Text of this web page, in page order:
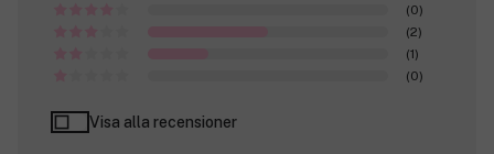
(0)
(2)
(1)
(0)
Visa alla recensioner